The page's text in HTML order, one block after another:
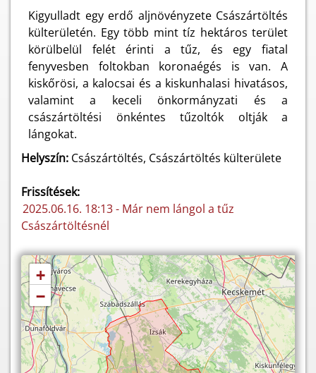
Kigyulladt egy erdő aljnövényzete Császártöltés
külterületén. Egy több mint tíz hektáros terület
körülbelül felét érinti a tűz, és egy fiatal
fenyvesben foltokban koronaégés is van. A
kiskőrösi, a kalocsai és a kiskunhalasi hivatásos,
valamint a keceli önkormányzati és a
császártöltési önkéntes tűzoltók oltják a
lángokat.
Helyszín: Császártöltés, Császártöltés külterülete
Frissítések:
2025.06.16. 18:13 - Már nem lángol a tűz
Császártöltésnél
+
−